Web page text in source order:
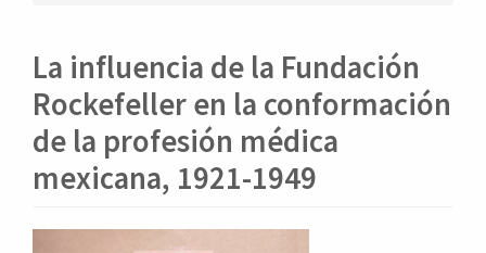
C
o
n
t
e
n
d
La influencia de la Fundación
Rockefeller en la conformación
de la profesión médica
mexicana, 1921-1949